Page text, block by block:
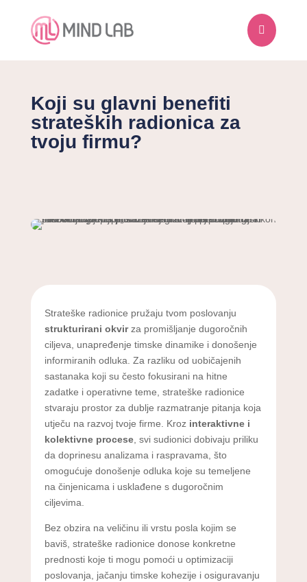

Koji su glavni benefiti
strateških radionica za
tvoju firmu?
Strateške radionice pružaju tvom poslovanju
strukturirani okvirza promišljanje dugoročnih
ciljeva, unapređenje timske dinamike i donošenje
informiranih odluka. Za razliku od uobičajenih
sastanaka koji su često fokusirani na hitne
zadatke i operativne teme, strateške radionice
stvaraju prostor za dublje razmatranje pitanja koja
utječu na razvoj tvoje firme. Kroz interaktivne i
kolektivne procese, svi sudionici dobivaju priliku
da doprinesu analizama i raspravama, što
omogućuje donošenje odluka koje su temeljene
na činjenicama i usklađene s dugoročnim
ciljevima.
Bez obzira na veličinu ili vrstu posla kojim se
baviš, strateške radionice donose konkretne
prednosti koje ti mogu pomoći u optimizaciji
poslovanja, jačanju timske kohezije i osiguravanju